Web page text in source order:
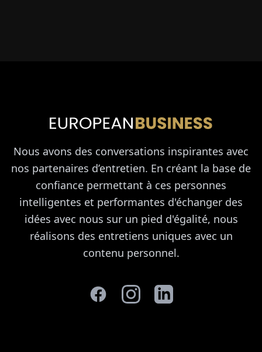
Nous avons des conversations inspirantes avec
nos partenaires d’entretien. En créant la base de
confiance permettant à ces personnes
intelligentes et performantes d'échanger des
idées avec nous sur un pied d'égalité, nous
réalisons des entretiens uniques avec un
contenu personnel.